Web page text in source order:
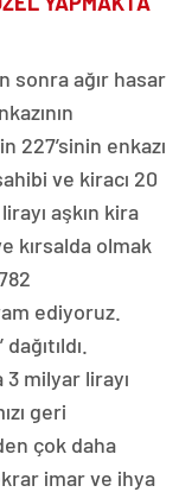
sonra ağır hasar
227’sinin enkazı
ve kiracı 20
aşkın kira
kırsalda olmak
ediyoruz.
3 milyar lirayı
geri
çok daha
imar ve ihya